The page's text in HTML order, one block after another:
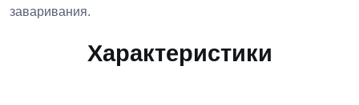
заваривания.
Характеристики